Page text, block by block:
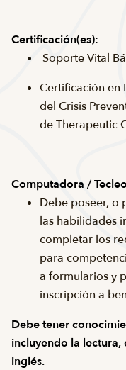
Certificación(es):
Soporte Vital
Certificación en
del Crisis
de Therapeutic
Computadora / Tecleo
Debe poseer, o
las habilidades
completar los
para
a formularios y
inscripción a
Debe tener
incluyendo la
inglés.